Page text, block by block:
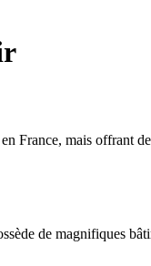
France, mais offrant
de magnifiques